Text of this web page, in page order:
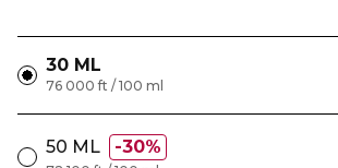
30 ML
76 000 ft / 100 ml
50 ML 30%